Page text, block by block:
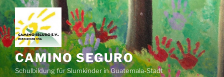
Zum
Inhalt
springen
CAMINO SEGURO
Schulbildung für Slumkinder in Guatemala-Stadt